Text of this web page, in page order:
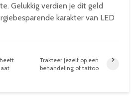
Gelukkig verdien je dit geld
karakter van LED
Trakteer jezelf op een
behandeling of tattoo